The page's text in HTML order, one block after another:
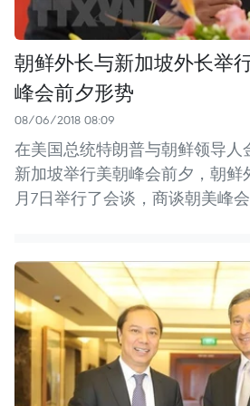
朝鲜外长与新加坡外长举
峰会前夕形势
08/06/2018 08:09
在美国总统特朗普与朝鲜领导人
新加坡举行美朝峰会前夕，朝鲜
月7日举行了会谈，商谈朝美峰会